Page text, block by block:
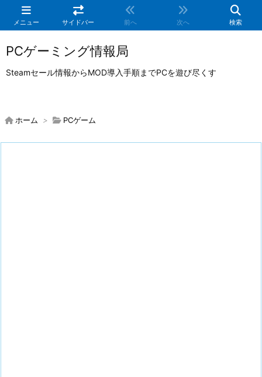
メニュー サイドバー 前へ 次へ 検索
PCゲーミング情報局
Steamセール情報からMOD導入手順までPCを遊び尽くす
ホーム > PCゲーム